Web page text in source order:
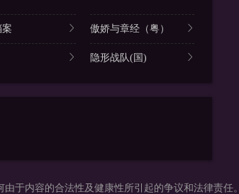
傲娇与章经（粤）
隐形战队(国)
于内容的合法性及健康性所引起的争议和法律责任。